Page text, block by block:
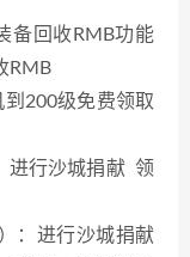
备回收RMB功能
RMB
200级免费领取
行沙城捐献 领
：进行沙城捐献